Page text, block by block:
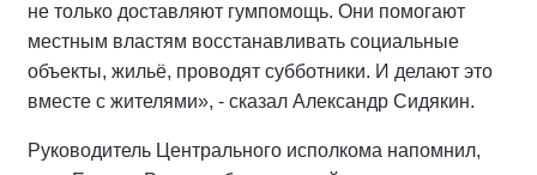
не только доставляют гумпомощь. Они помогают
местным властям восстанавливать социальные
объекты, жильё, проводят субботники. И делают это
вместе с жителями», - сказал Александр Сидякин.
Руководитель Центрального исполкома напомнил,